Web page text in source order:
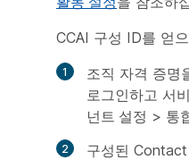
CCAI 구성 ID를 얻
조직 자격 증명
로그인하고 서
넌트 설정 > 통
구성된